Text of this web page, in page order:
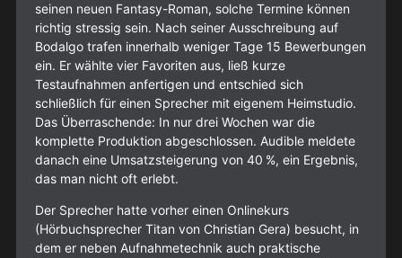
seinen neuen Fantasy-Roman, solche Termine können
richtig stressig sein. Nach seiner Ausschreibung auf
Bodalgo trafen innerhalb weniger Tage 15 Bewerbungen
ein. Er wählte vier Favoriten aus, ließ kurze
Testaufnahmen anfertigen und entschied sich
schließlich für einen Sprecher mit eigenem Heimstudio.
Das Überraschende: In nur drei Wochen war die
komplette Produktion abgeschlossen. Audible meldete
danach eine Umsatzsteigerung von 40 %, ein Ergebnis,
das man nicht oft erlebt.
Der Sprecher hatte vorher einen Onlinekurs
(Hörbuchsprecher Titan von Christian Gera) besucht, in
dem er neben Aufnahmetechnik auch praktische